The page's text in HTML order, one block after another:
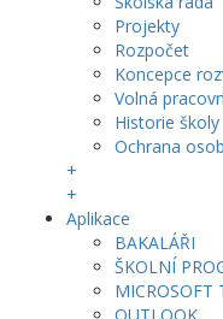
Projekty
Rozpočet
Koncepce
Volná
Historie školy
Ochrana
+
+
Aplikace
BAKALÁŘI
ŠKOLNÍ
MICROSOFT
OUTLOOK